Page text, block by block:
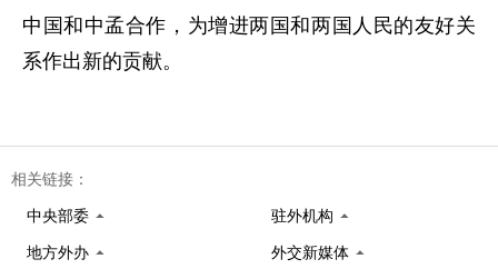
中国和中孟合作，为增进两国和两国人民的友好关
系作出新的贡献。
相关链接：
中央部委 驻外机构
地方外办 外交新媒体